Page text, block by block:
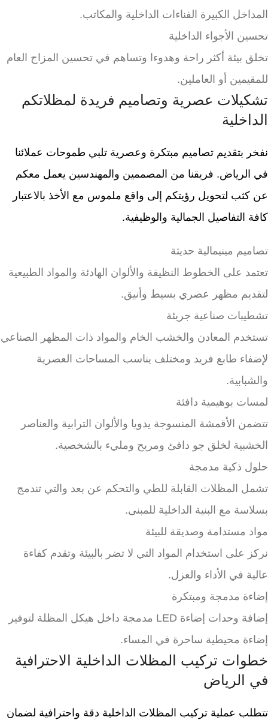
المداخل الكبيرة الفناءات الداخلية والمكاتب.
تحسين الأجواء الداخلية
تخلق بيئة أكثر راحة وهدوءا وتساهم في تحسين المزاج العام
للمقيمين أو العاملين.
تشكيلات عصرية وتصاميم فريدة لمظلاتكم
الداخلية
نفخر بتقديم تصاميم مبتكرة وعصرية تلبي طموحات عملائنا
في الرياض. فريقنا من المصممين والمهندسين يعمل معكم
عن كثب لتحويل رؤيتكم إلى واقع ملموس مع الأخذ بالاعتبار
كافة التفاصيل الجمالية والوظيفية.
تصاميم مينيمالية حديثة
تعتمد على الخطوط النظيفة والألوان الهادئة والمواد الطبيعية
لتقديم مظهر عصري بسيط وأنيق.
تشطيبات صناعية جريئة
تستخدم المعادن والخشب الخام والمواد ذات المظهر الصناعي
لإضفاء طابع فريد ومختلف يناسب المساحات العصرية
والشبابية.
لمسات بوهيمية دافئة
تتضمن الأقمشة المنسوجة يدويا والألوان الترابية والعناصر
الخشبية لخلق جو دافئ ومريح ومليء بالشخصية.
حلول ذكية مدمجة
تشمل المظلات القابلة للطي والتحكم عن بعد والتي تندمج
بسلاسة مع البنية الداخلية للمبنى.
مواد مستدامة وصديقة للبيئة
نركز على استخدام المواد التي لا تضر بالبيئة وتقدم كفاءة
عالية في الأداء والعزل.
إضاءة مدمجة ومبتكرة
إضافة وحدات إضاءة LED مدمجة داخل هيكل المظلة لتوفير
إضاءة محيطية ساحرة في المساء.
خطوات تركيب المظلات الداخلية الاحترافية
في الرياض
تتطلب عملية تركيب المظلات الداخلية دقة واحترافية لضمان